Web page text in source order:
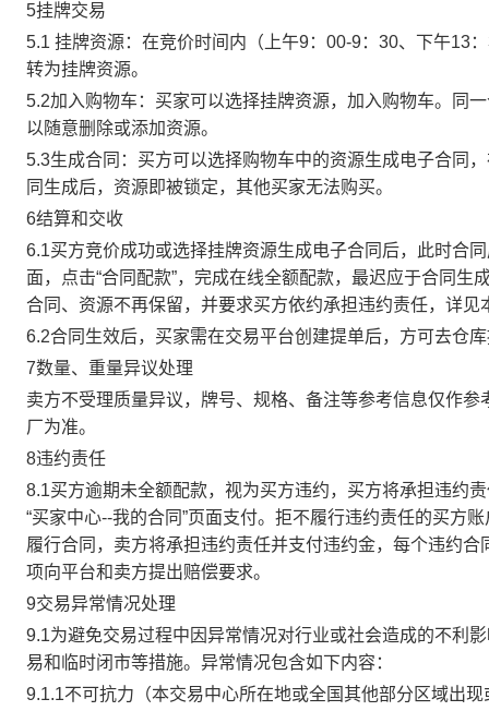
5挂牌交易
5.1 挂牌资源：在竞价时间内（上午9：00-9：30、下午13
转为挂牌资源。
5.2加入购物车：买家可以选择挂牌资源，加入购物车。同
以随意删除或添加资源。
5.3生成合同：买方可以选择购物车中的资源生成电子合同
同生成后，资源即被锁定，其他买家无法购买。
6结算和交收
6.1买方竞价成功或选择挂牌资源生成电子合同后，此时合
面，点击“合同配款”，完成在线全额配款，最迟应于合同
合同、资源不再保留，并要求买方依约承担违约责任，详见
6.2合同生效后，买家需在交易平台创建提单后，方可去仓
7数量、重量异议处理
卖方不受理质量异议，牌号、规格、备注等参考信息仅作
厂为准。
8违约责任
8.1买方逾期未全额配款，视为买方违约，买方将承担违约
“买家中心--我的合同”页面支付。拒不履行违约责任的买方
履行合同，卖方将承担违约责任并支付违约金，每个违约
项向平台和卖方提出赔偿要求。
9交易异常情况处理
9.1为避免交易过程中因异常情况对行业或社会造成的不利
易和临时闭市等措施。异常情况包含如下内容：
9.1.1不可抗力（本交易中心所在地或全国其他部分区域出